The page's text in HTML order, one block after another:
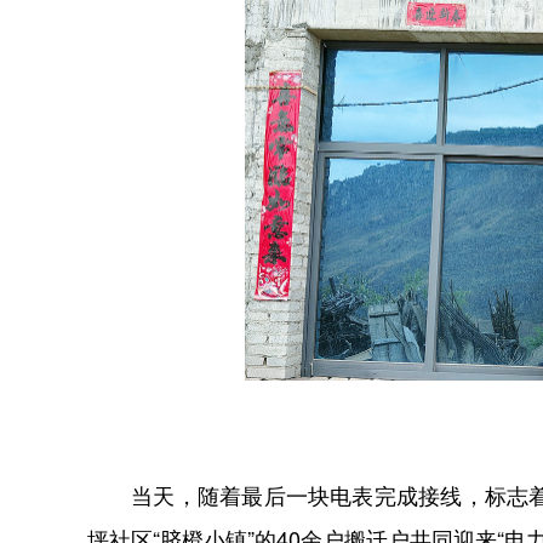
当天，随着最后一块电表完成接线，标志